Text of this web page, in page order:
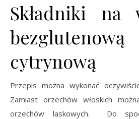
Składniki na
cytrynową
Przepis można wykonać
Zamiast orzechów włoskich
orzechów laskowych. Do